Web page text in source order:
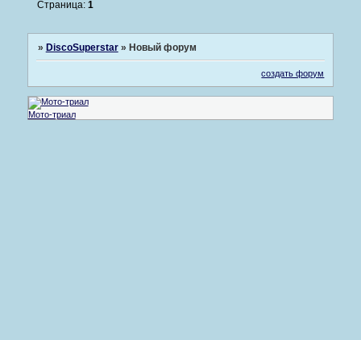
Страница: 1
» DiscoSuperstar » Новый форум
создать форум
Мото-триал